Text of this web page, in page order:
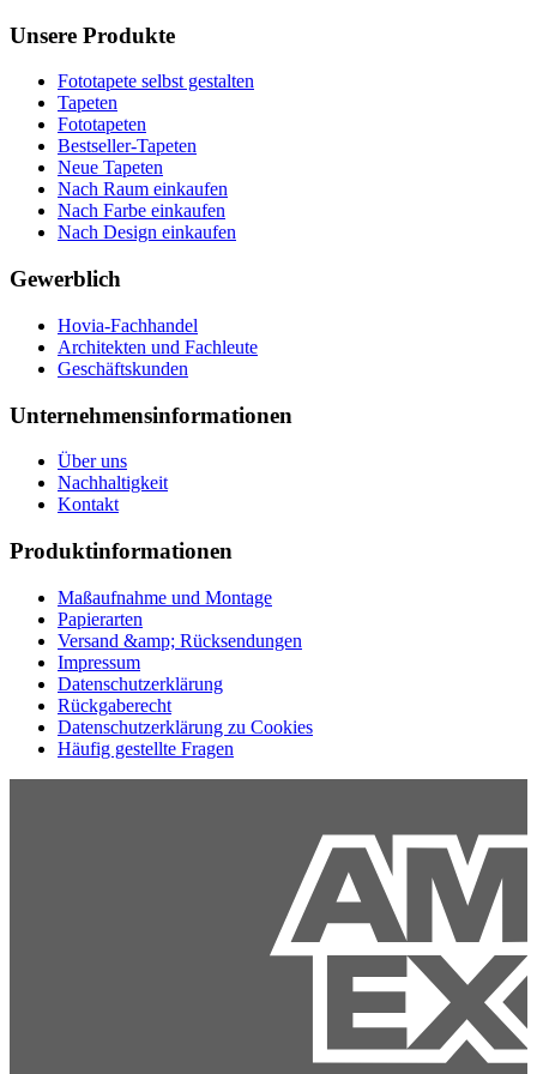
Unsere Produkte
Fototapete selbst gestalten
Tapeten
Fototapeten
Bestseller-Tapeten
Neue Tapeten
Nach Raum einkaufen
Nach Farbe einkaufen
Nach Design einkaufen
Gewerblich
Hovia-Fachhandel
Architekten und Fachleute
Geschäftskunden
Unternehmensinformationen
Über uns
Nachhaltigkeit
Kontakt
Produktinformationen
Maßaufnahme und Montage
Papierarten
Versand &amp; Rücksendungen
Impressum
Datenschutzerklärung
Rückgaberecht
Datenschutzerklärung zu Cookies
Häufig gestellte Fragen